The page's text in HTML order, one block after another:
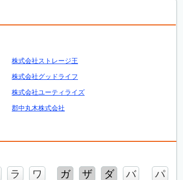
株式会社ストレージ王
株式会社グッドライフ
株式会社ユーティライズ
郡中丸木株式会社
ラ
ワ
ガ
ザ
ダ
バ
パ